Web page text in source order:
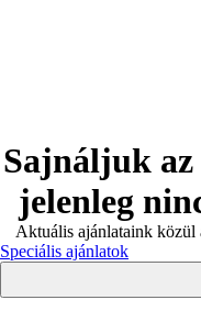
Sajnáljuk
jelenleg
Aktuális ajánlataink közül
Speciális ajánlatok